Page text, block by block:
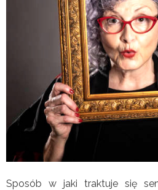
Sposób w jaki traktuje się